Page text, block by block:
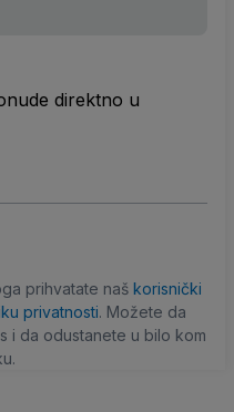
direktno u
prihvatate naš korisnički
privatnosti. Možete da
i da odustanete u bilo kom